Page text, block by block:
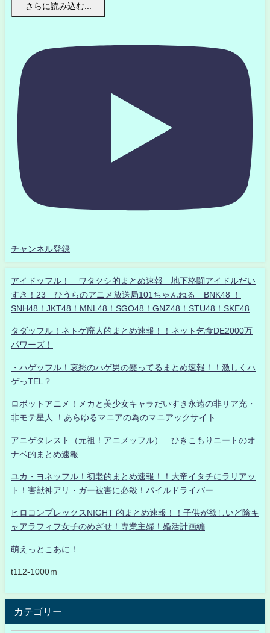
さらに読み込む...
チャンネル登録
アイドッフル！ ワタクシ的まとめ速報 地下格闘アイドルだい
すき！23 ひうらのアニメ放送局101ちゃんねる BNK48 ！
SNH48！JKT48！MNL48！SGO48！GNZ48！STU48！SKE48
タダッフル！ネトゲ廃人的まとめ速報！！ネット乞食DE2000万
パワーズ！
・ハゲッフル！哀愁のハゲ男の髪ってるまとめ速報！！激しくハ
ゲっTEL？
ロボットアニメ！メカと美少女キャラだいすき永遠の非リア充・
非モテ星人 ！あらゆるマニアの為のマニアックサイト
アニゲタレスト（元祖！アニメッフル） ひきこもりニートのオ
ナベ的まとめ速報
ユカ・ヨネッフル！初老的まとめ速報！！大帝イタチにラリアッ
ト！害獣神アリ・ガー被害に必殺！パイルドライバー
ヒロコンプレックスNIGHT 的まとめ速報！！子供が欲しいど陰キ
ャアラフィフ女子のめざせ！専業主婦！婚活計画編
萌えっとこあに！
t112-1000ｍ
カテゴリー